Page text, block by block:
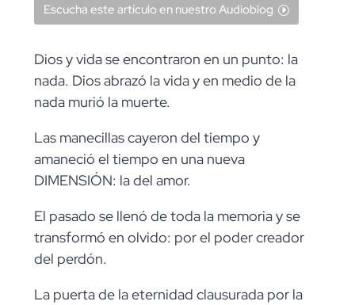
Escucha este artículo en nuestro Audioblog
Dios y vida se encontraron en un punto: la
nada. Dios abrazó la vida y en medio de la
nada murió la muerte.
Las manecillas cayeron del tiempo y
amaneció el tiempo en una nueva
DIMENSIÓN: la del amor.
El pasado se llenó de toda la memoria y se
transformó en olvido: por el poder creador
del perdón.
La puerta de la eternidad clausurada por la